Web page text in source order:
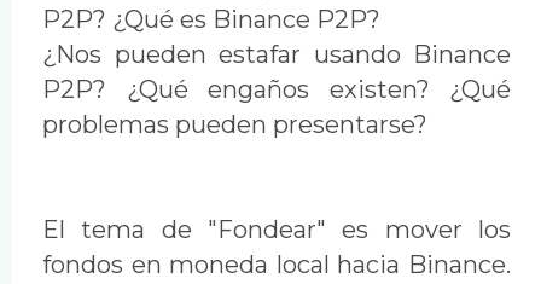
P2P? ¿Qué es Binance P2P?
¿Nos pueden estafar usando Binance
P2P? ¿Qué engaños existen? ¿Qué
problemas pueden presentarse?
El tema de "Fondear" es mover los
fondos en moneda local hacia Binance.